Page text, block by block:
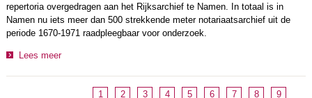
repertoria overgedragen aan het Rijksarchief te Namen. In totaal is in
Namen nu iets meer dan 500 strekkende meter notariaatsarchief uit de
periode 1670-1971 raadpleegbaar voor onderzoek.
Lees meer
1 2 3 4 5 6 7 8 9